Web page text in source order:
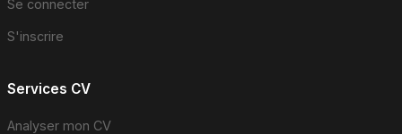
Se connecter
S'inscrire
Services CV
Analyser mon CV